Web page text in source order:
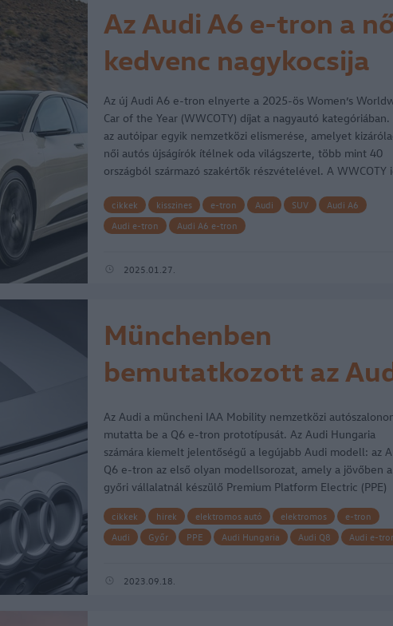
Az Audi A6 e-tron a
kedvenc nagykocsija
Az új Audi A6 e-tron elnyerte a 2025-ös Women’s
Car of the Year (WWCOTY) díjat a nagyautó kategóriában.
az autóipar egyik nemzetközi elismerése, amelyet
női autós újságírók ítélnek oda világszerte, több mint 40
országból származó szakértők részvételével. A WWCOTY
cikkek kisszines e-tron Audi SUV
Audi A6
Audi e-tron
Audi A6 e-tron
2025.01.27.
Münchenben
bemutatkozott az
Q6 e-tron prototípus
győri elektromotorral
Az Audi a müncheni IAA Mobility nemzetközi
mutatta be a Q6 e-tron prototípusát. Az Audi Hungaria
számára kiemelt jelentőségű a legújabb Audi modell: az
Q6 e-tron az első olyan modellsorozat, amely a jövőben a
győri vállalatnál készülő Premium Platform Electric (PPE)
elektromos…
cikkek hirek elektromos autó elektromos
e-tron
Audi
Győr PPE Audi Hungaria Audi Q8
Audi e-
2023.09.18.